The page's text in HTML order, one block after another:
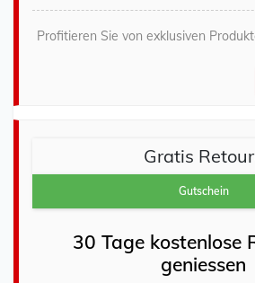
Profitieren Sie von exklusiven
Gratis
Gutschein
30 Tage kostenlose
geniessen